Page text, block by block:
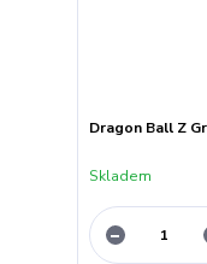
Dragon Ball Z
Skladem